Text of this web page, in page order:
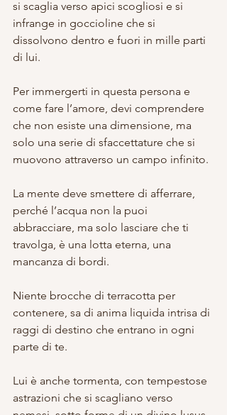
si scaglia verso apici scogliosi e si
infrange in goccioline che si
dissolvono dentro e fuori in mille parti
di lui.
Per immergerti in questa persona e
come fare l’amore, devi comprendere
che non esiste una dimensione, ma
solo una serie di sfaccettature che si
muovono attraverso un campo infinito.
La mente deve smettere di afferrare,
perché l’acqua non la puoi
abbracciare, ma solo lasciare che ti
travolga, è una lotta eterna, una
mancanza di bordi.
Niente brocche di terracotta per
contenere, sa di anima liquida intrisa di
raggi di destino che entrano in ogni
parte di te.
Lui è anche tormenta, con tempestose
astrazioni che si scagliano verso